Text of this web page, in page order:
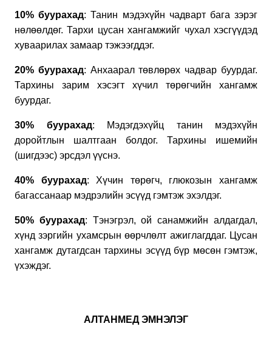
10% буурахад: Танин мэдэхүйн чадварт бага зэрэг
нөлөөлдөг. Тархи цусан хангамжийг чухал хэсгүүдэд
хуваарилах замаар тэжээгддэг.
20% буурахад: Анхаарал төвлөрөх чадвар буурдаг.
Тархины зарим хэсэгт хүчил төрөгчийн хангамж
буурдаг.
30% буурахад: Мэдэгдэхүйц танин мэдэхүйн
доройтлын шалтгаан болдог. Тархины ишемийн
(шигдээс) эрсдэл үүснэ.
40% буурахад: Хүчин төрөгч, глюкозын хангамж
багассанаар мэдрэлийн эсүүд гэмтэж эхэлдэг.
50% буурахад: Тэнэгрэл, ой санамжийн алдагдал,
хүнд зэргийн ухамсрын өөрчлөлт ажиглагддаг. Цусан
хангамж дутагдсан тархины эсүүд бүр мөсөн гэмтэж,
үхэждэг.
АЛТАНМЕД ЭМНЭЛЭГ